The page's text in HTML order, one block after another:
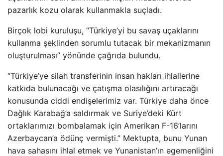
pazarlık kozu olarak kullanmakla suçladı.
Birçok lobi kuruluşu, “Türkiye’yi bu savaş uçaklarını
kullanma şeklinden sorumlu tutacak bir mekanizmanın
oluşturulması” yönünde çağrıda bulundu.
“Türkiye’ye silah transferinin insan hakları ihlallerine
katkıda bulunacağı ve çatışma olasılığını artıracağı
konusunda ciddi endişelerimiz var. Türkiye daha önce
Dağlık Karabağ’a saldırmak ve Suriye’deki Kürt
ortaklarımızı bombalamak için Amerikan F-16’larını
Azerbaycan’a ödünç vermişti.” Mektupta, bunu Yunan
hava sahasını ihlal etmek ve Yunanistan’ın egemenliğini